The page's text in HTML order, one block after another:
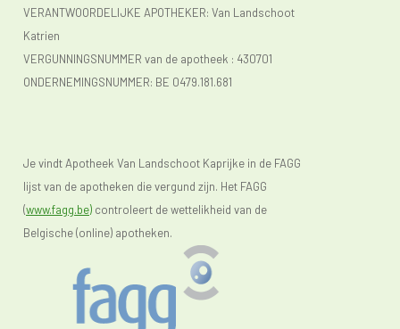
VERANTWOORDELIJKE APOTHEKER: Van Landschoot
Katrien
VERGUNNINGSNUMMER van de apotheek : 430701
ONDERNEMINGSNUMMER: BE 0479.181.681
Je vindt Apotheek Van Landschoot Kaprijke in de FAGG
lijst van de apotheken die vergund zijn. Het FAGG
(www.fagg.be) controleert de wettelikheid van de
Belgische (online) apotheken.